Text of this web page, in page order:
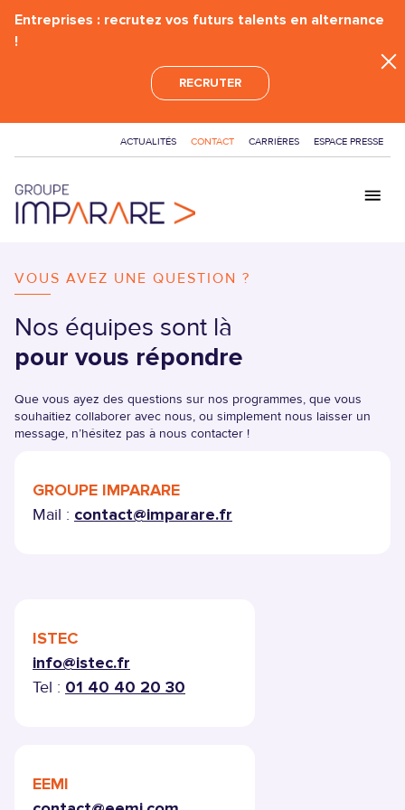
Entreprises : recrutez vos futurs talents en alternance
!
RECRUTER
ACTUALITÉS CONTACT CARRIÈRES ESPACE PRESSE
FORMATIONS
BAC+2 - BTS
BAC+3 - BACHELOR
BAC+5 - MASTÈRE
BAC+5 - MBA
BAC+8 - DBA
CERTIFICATIONS
CAMPUS
PARTENAIRES
VOUS AVEZ UNE QUESTION ?
Nos équipes sont là
pour vous répondre
Que vous ayez des questions sur nos programmes, que vous
souhaitiez collaborer avec nous, ou simplement nous laisser un
message, n’hésitez pas à nous contacter !
GROUPE IMPARARE
Mail : contact@imparare.fr
ISTEC
info@istec.fr
Tel : 01 40 40 20 30
EEMI